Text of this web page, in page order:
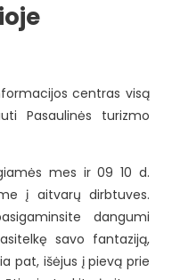
centras visą
Pasaulinės turizmo
mes ir 09 10 d.
į aitvarų dirbtuves.
dangumi
savo fantaziją,
pat, išėjus į pievą prie